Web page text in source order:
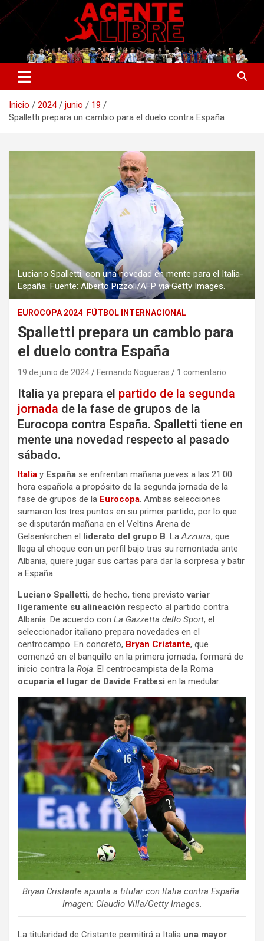
Saltar
al
Agente Libre Digital
La nueva generación del periodismo deportivo.
Inicio 2024 junio
19
Spalletti prepara un cambio para el duelo contra España
Luciano Spalletti, con una novedad en mente para el Italia-
España. Fuente: Alberto Pizzoli/AFP via Getty Images.
EUROCOPA 2024 FÚTBOL INTERNACIONAL
Spalletti prepara un cambio para
el duelo contra España
19 de junio de 2024 Fernando Nogueras 1 comentario
Italia ya prepara el partido de la segunda
jornada de la fase de grupos de la
Eurocopa contra España. Spalletti tiene en
mente una novedad respecto al pasado
sábado.
Italia y España se enfrentan mañana jueves a las 21.00
hora española a propósito de la segunda jornada de la
fase de grupos de la Eurocopa. Ambas selecciones
sumaron los tres puntos en su primer partido, por lo que
se disputarán mañana en el Veltins Arena de
Gelsenkirchen el
liderato del grupo B. LaAzzurra, que
llega al choque con un perfil bajo tras su remontada ante
Albania, quiere jugar sus cartas para dar la sorpresa y batir
a España.
Luciano Spalletti, de hecho, tiene previstovariar
ligeramente su alineación respecto al partido contra
Albania. De acuerdo con La Gazzetta dello Sport, el
seleccionador italiano prepara novedades en el
centrocampo. En concreto, Bryan Cristante, que
comenzó en el banquillo en la primera jornada, formará de
inicio contra la Roja. El centrocampista de la Roma
ocuparía el lugar de Davide Frattesi en la medular.
Bryan Cristante apunta a titular con Italia contra España.
Imagen: Claudio Villa/Getty Images.
La titularidad de Cristante permitirá a Italia una mayor